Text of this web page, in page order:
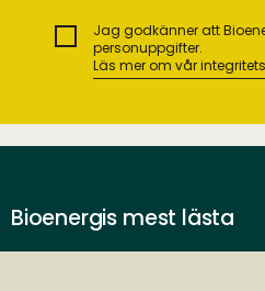
Jag godkänner att
personuppgifter.
Läs mer om vår
Bioenergis mest lästa